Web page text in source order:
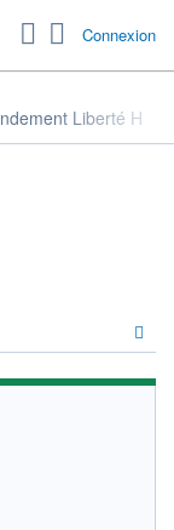
Connexion
Liberté H